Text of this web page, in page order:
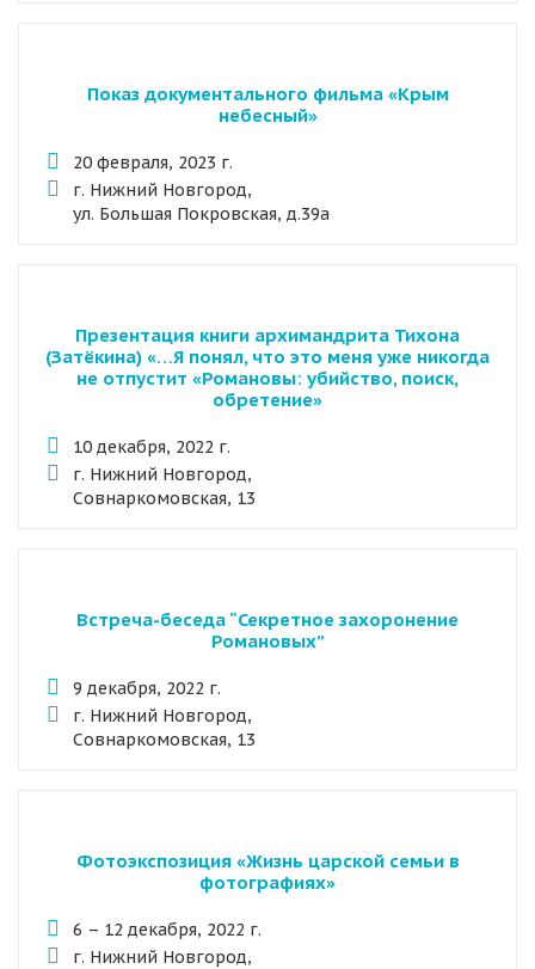
Показ документального фильма «Крым
небесный»
20 февраля, 2023 г.
г. Нижний Новгород,
ул. Большая Покровская, д.39а
Презентация книги архимандрита Тихона
(Затёкина) «…Я понял, что это меня уже никогда
не отпустит «Романовы: убийство, поиск,
обретение»
10 декабря, 2022 г.
г. Нижний Новгород,
Совнаркомовская, 13
Встреча-беседа “Секретное захоронение
Романовых”
9 декабря, 2022 г.
г. Нижний Новгород,
Совнаркомовская, 13
Фотоэкспозиция «Жизнь царской семьи в
фотографиях»
6 – 12 декабря, 2022 г.
г. Нижний Новгород,